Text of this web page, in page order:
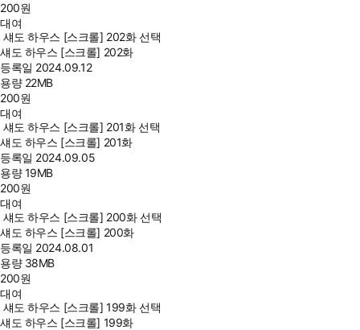
200원
대여
섀도 하우스 [스크롤] 202화 선택
섀도 하우스 [스크롤] 202화
등록일 2024.09.12
용량 22MB
200원
대여
섀도 하우스 [스크롤] 201화 선택
섀도 하우스 [스크롤] 201화
등록일 2024.09.05
용량19MB
200원
대여
섀도 하우스 [스크롤] 200화 선택
섀도 하우스 [스크롤] 200화
등록일 2024.08.01
용량 38MB
200원
대여
섀도 하우스 [스크롤] 199화 선택
섀도 하우스 [스크롤] 199화